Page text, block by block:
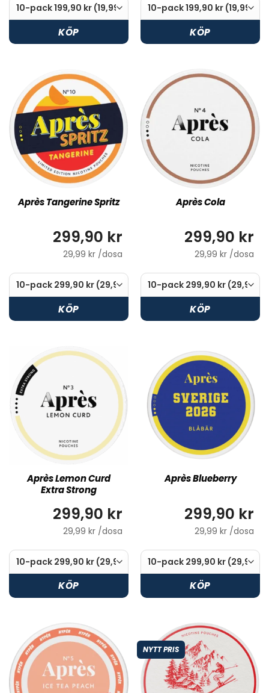
KÖP KÖP
Après Tangerine Spritz
299,90 kr
29,99 kr /dosa
KÖP
Après Cola
299,90 kr
29,99 kr /dosa
KÖP
Après Lemon Curd
Extra Strong
299,90 kr
29,99 kr /dosa
KÖP
Après Blueberry
299,90 kr
29,99 kr /dosa
KÖP
NYTT PRIS